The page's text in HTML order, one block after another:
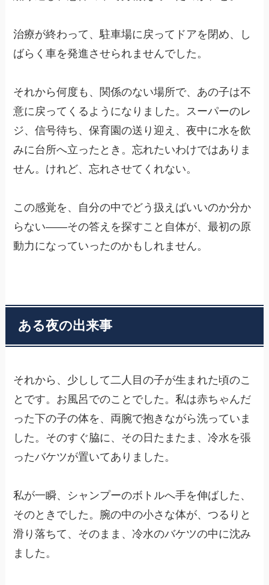
治療が終わって、駐車場に戻ってドアを閉め、し
ばらく車を発進させられませんでした。
それから何度も、関係のない場所で、あの子は不
意に戻ってくるようになりました。スーパーのレ
ジ、信号待ち、保育園の送り迎え、夜中に水を飲
みに台所へ立ったとき。忘れたいわけではありま
せん。けれど、忘れさせてくれない。
この感覚を、自分の中でどう扱えばいいのか分か
らない——その答えを探すこと自体が、最初の原
動力になっていったのかもしれません。
ある夜の出来事
それから、少しして二人目の子が生まれた頃のこ
とです。お風呂でのことでした。私は赤ちゃんだ
った下の子の体を、両腕で抱きながら洗っていま
した。そのすぐ脇に、その日たまたま、冷水を張
ったバケツが置いてありました。
私が一瞬、シャンプーのボトルへ手を伸ばした、
そのときでした。腕の中の小さな体が、つるりと
滑り落ちて、そのまま、冷水のバケツの中に沈み
ました。